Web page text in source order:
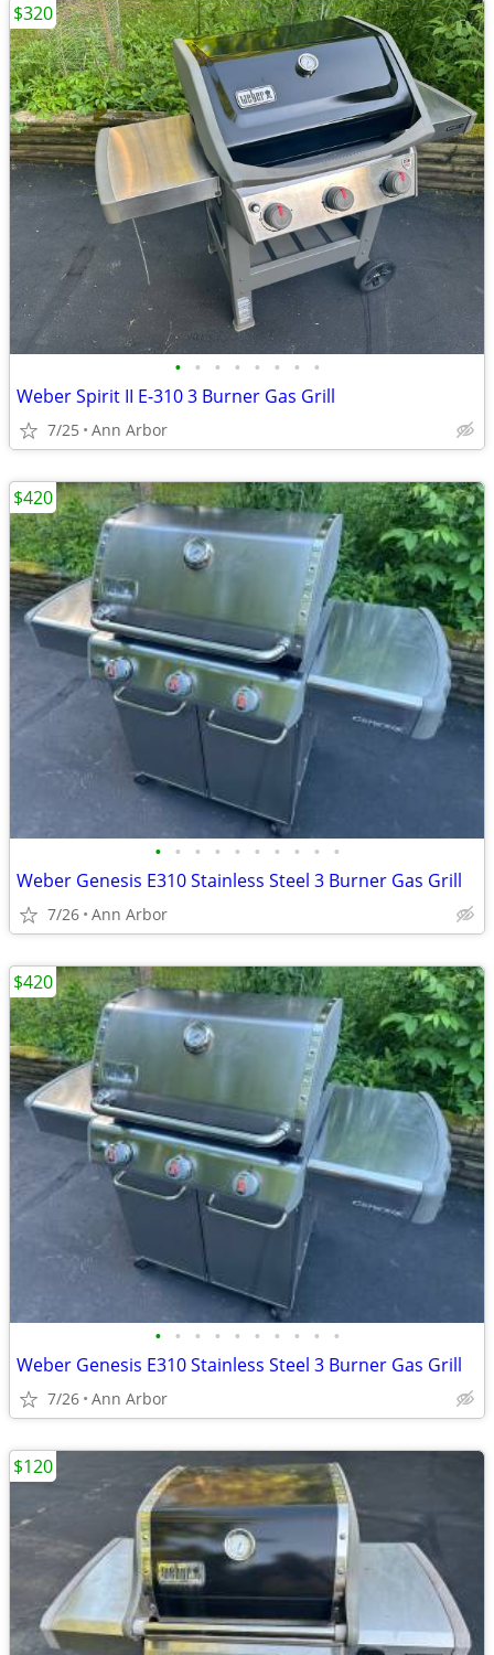
• • • • • • • •
Weber Spirit II E-310 3 Burner Gas Grill
7/25 Ann Arbor
$320
• • • • • • • • • •
Weber Genesis E310 Stainless Steel 3 Burner Gas Grill
7/26 Ann Arbor
$420
• • • • • • • • • •
Weber Genesis E310 Stainless Steel 3 Burner Gas Grill
7/26 Ann Arbor
$420
$120